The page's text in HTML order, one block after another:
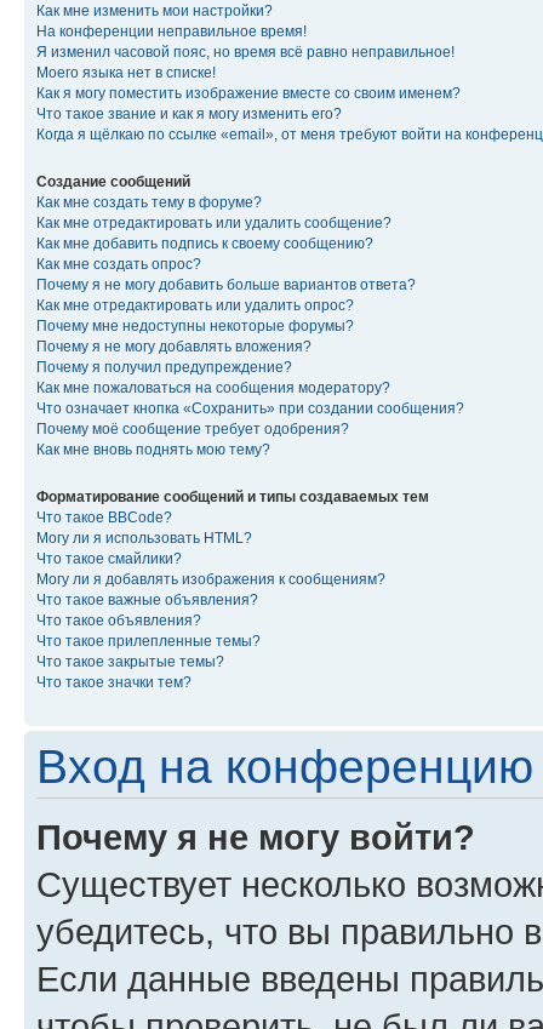
Как мне изменить мои настройки?
На конференции неправильное время!
Я изменил часовой пояс, но время всё равно неправильное!
Моего языка нет в списке!
Как я могу поместить изображение вместе со своим именем?
Что такое звание и как я могу изменить его?
Когда я щёлкаю по ссылке «email», от меня требуют войти на
Создание сообщений
Как мне создать тему в форуме?
Как мне отредактировать или удалить сообщение?
Как мне добавить подпись к своему сообщению?
Как мне создать опрос?
Почему я не могу добавить больше вариантов ответа?
Как мне отредактировать или удалить опрос?
Почему мне недоступны некоторые форумы?
Почему я не могу добавлять вложения?
Почему я получил предупреждение?
Как мне пожаловаться на сообщения модератору?
Что означает кнопка «Сохранить» при создании сообщения?
Почему моё сообщение требует одобрения?
Как мне вновь поднять мою тему?
Форматирование сообщений и типы создаваемых тем
Что такое BBCode?
Могу ли я использовать HTML?
Что такое смайлики?
Могу ли я добавлять изображения к сообщениям?
Что такое важные объявления?
Что такое объявления?
Что такое прилепленные темы?
Что такое закрытые темы?
Что такое значки тем?
Вход на конференцию
Почему я не могу войти?
Существует несколько
убедитесь, что вы правильно
Если данные введены